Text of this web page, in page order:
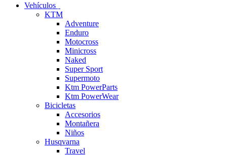
Vehículos
KTM
Adventure
Enduro
Motocross
Minicross
Naked
Super Sport
Supermoto
Ktm PowerParts
Ktm PowerWear
Bicicletas
Accesorios
Montañera
Niños
Husqvarna
Travel